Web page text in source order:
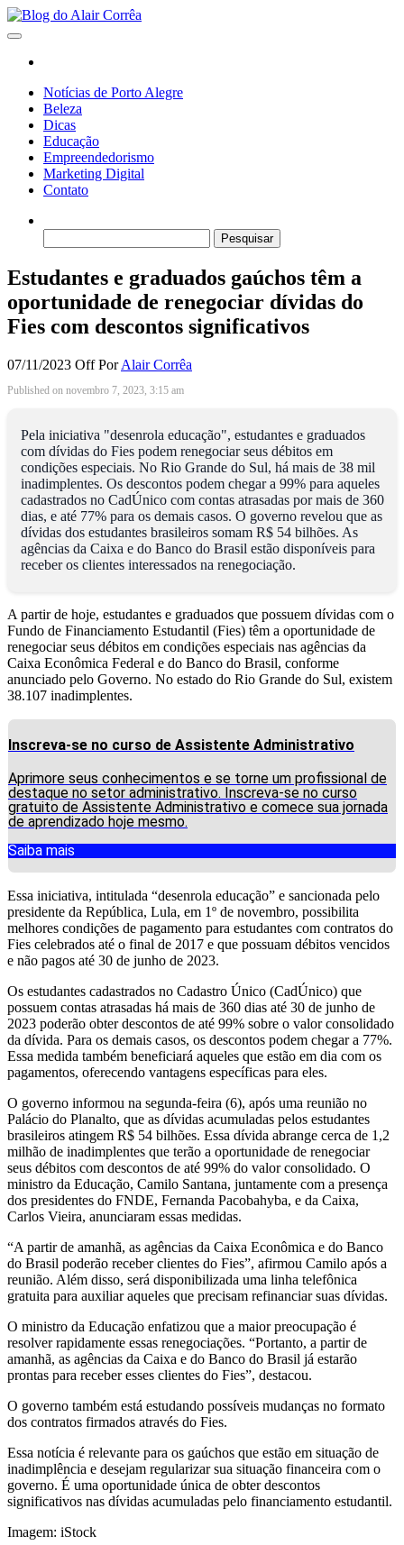
Skip
to
content
Notícias de Porto Alegre
Beleza
Dicas
Educação
Empreendedorismo
Marketing Digital
Contato
por:
Estudantes e graduados gaúchos têm a
oportunidade de renegociar dívidas do
Fies com descontos significativos
07/11/2023 OffPor Alair Corrêa
Published on novembro 7, 2023, 3:15 am
Pela iniciativa "desenrola educação", estudantes e graduados
com dívidas do Fies podem renegociar seus débitos em
condições especiais. No Rio Grande do Sul, há mais de 38 mil
inadimplentes. Os descontos podem chegar a 99% para aqueles
cadastrados no CadÚnico com contas atrasadas por mais de 360
dias, e até 77% para os demais casos. O governo revelou que as
dívidas dos estudantes brasileiros somam R$ 54 bilhões. As
agências da Caixa e do Banco do Brasil estão disponíveis para
receber os clientes interessados na renegociação.
A partir de hoje, estudantes e graduados que possuem dívidas com o
Fundo de Financiamento Estudantil (Fies) têm a oportunidade de
renegociar seus débitos em condições especiais nas agências da
Caixa Econômica Federal e do Banco do Brasil, conforme
anunciado pelo Governo. No estado do Rio Grande do Sul, existem
38.107 inadimplentes.
Inscreva-se no curso de Assistente Administrativo
Aprimore seus conhecimentos e se torne um profissional de
destaque no setor administrativo. Inscreva-se no curso
gratuito de Assistente Administrativo e comece sua jornada
de aprendizado hoje mesmo.
Saiba mais
Essa iniciativa, intitulada “desenrola educação” e sancionada pelo
presidente da República, Lula, em 1º de novembro, possibilita
melhores condições de pagamento para estudantes com contratos do
Fies celebrados até o final de 2017 e que possuam débitos vencidos
e não pagos até 30 de junho de 2023.
Os estudantes cadastrados no Cadastro Único (CadÚnico) que
possuem contas atrasadas há mais de 360 dias até 30 de junho de
2023 poderão obter descontos de até 99% sobre o valor consolidado
da dívida. Para os demais casos, os descontos podem chegar a 77%.
Essa medida também beneficiará aqueles que estão em dia com os
pagamentos, oferecendo vantagens específicas para eles.
O governo informou na segunda-feira (6), após uma reunião no
Palácio do Planalto, que as dívidas acumuladas pelos estudantes
brasileiros atingem R$ 54 bilhões. Essa dívida abrange cerca de 1,2
milhão de inadimplentes que terão a oportunidade de renegociar
seus débitos com descontos de até 99% do valor consolidado. O
ministro da Educação, Camilo Santana, juntamente com a presença
dos presidentes do FNDE, Fernanda Pacobahyba, e da Caixa,
Carlos Vieira, anunciaram essas medidas.
“A partir de amanhã, as agências da Caixa Econômica e do Banco
do Brasil poderão receber clientes do Fies”, afirmou Camilo após a
reunião. Além disso, será disponibilizada uma linha telefônica
gratuita para auxiliar aqueles que precisam refinanciar suas dívidas.
O ministro da Educação enfatizou que a maior preocupação é
resolver rapidamente essas renegociações. “Portanto, a partir de
amanhã, as agências da Caixa e do Banco do Brasil já estarão
prontas para receber esses clientes do Fies”, destacou.
O governo também está estudando possíveis mudanças no formato
dos contratos firmados através do Fies.
Essa notícia é relevante para os gaúchos que estão em situação de
inadimplência e desejam regularizar sua situação financeira com o
governo. É uma oportunidade única de obter descontos
significativos nas dívidas acumuladas pelo financiamento estudantil.
Imagem: iStock